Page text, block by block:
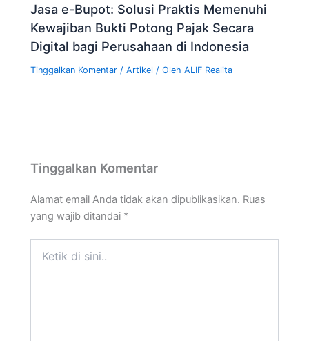
Jasa e-Bupot: Solusi Praktis Memenuhi
Kewajiban Bukti Potong Pajak Secara
Digital bagi Perusahaan di Indonesia
Tinggalkan Komentar /Artikel / OlehALIF Realita
Tinggalkan Komentar
Alamat email Anda tidak akan dipublikasikan. Ruas
yang wajib ditandai *